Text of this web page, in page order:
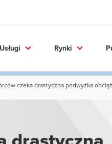
Usługi Rynki
czeka drastyczna podwyżka